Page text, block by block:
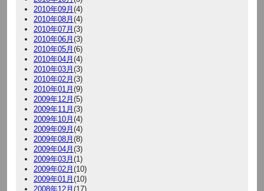
2010年09月(4)
2010年08月(4)
2010年07月(3)
2010年06月(3)
2010年05月(6)
2010年04月(4)
2010年03月(3)
2010年02月(3)
2010年01月(9)
2009年12月(5)
2009年11月(3)
2009年10月(4)
2009年09月(4)
2009年08月(8)
2009年04月(3)
2009年03月(1)
2009年02月(10)
2009年01月(10)
2008年12月(17)